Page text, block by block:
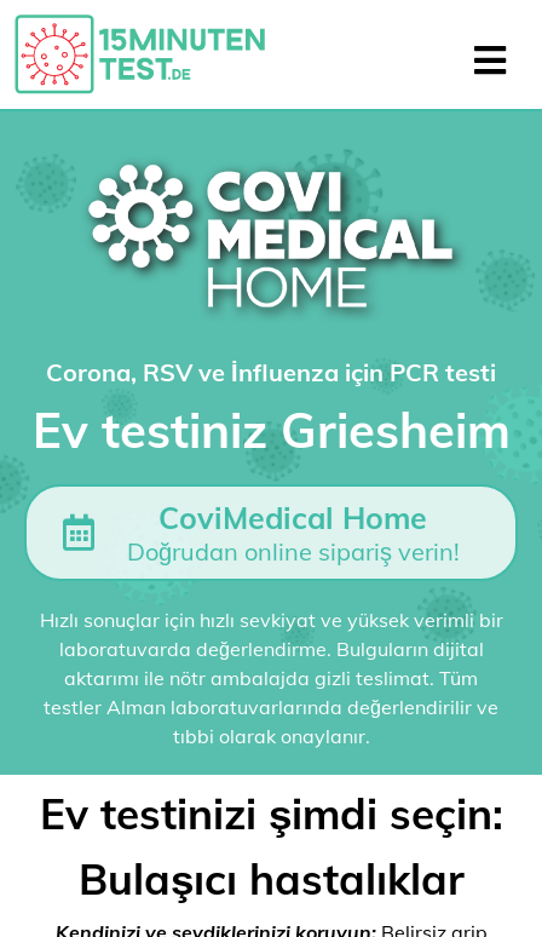
Corona, RSV ve İnfluenza için PCR testi
Ev testiniz Griesheim
CoviMedical Home
Doğrudan online sipariş verin!
Hızlı sonuçlar için hızlı sevkiyat ve yüksek verimli bir
laboratuvarda değerlendirme. Bulguların dijital
aktarımı ile nötr ambalajda gizli teslimat. Tüm
testler Alman laboratuvarlarında değerlendirilir ve
tıbbi olarak onaylanır.
Ev testinizi şimdi seçin:
Bulaşıcı hastalıklar
Kendinizi ve sevdiklerinizi koruyun:Belirsiz grip